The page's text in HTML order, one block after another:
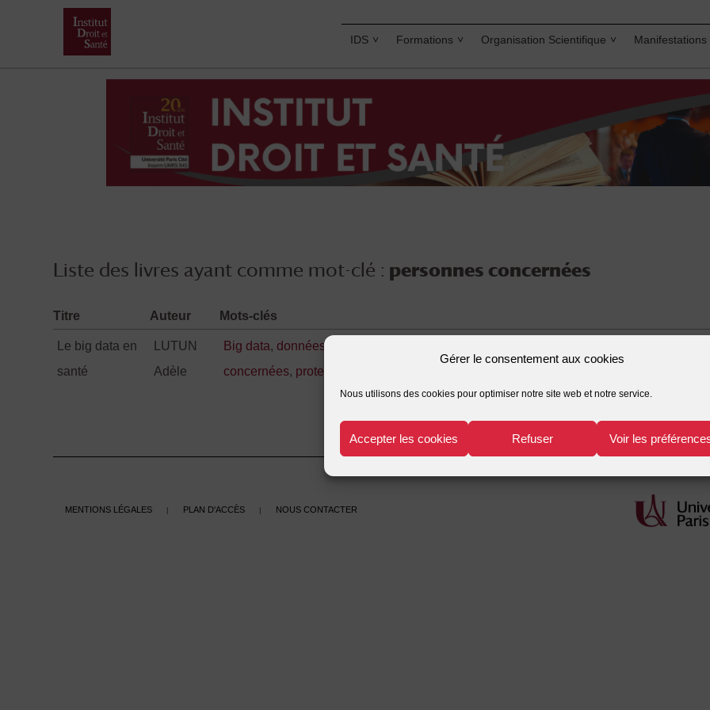
Gérer le consentement aux cookies
Nous utilisons des cookies pour optimiser notre site web et notre service.
Accepter les cookies Refuser Voir les
IDS Formations Organisation Scientifique Manifestations
Liste des livres ayant comme mot-clé : personnes concernées
Titre Auteur Mots-clés
Le big data en
santé
LUTUN
Adèle
Big data, données de santé
concernées, protection des données
Mentions légales | Plan d'accès | Nous contacter